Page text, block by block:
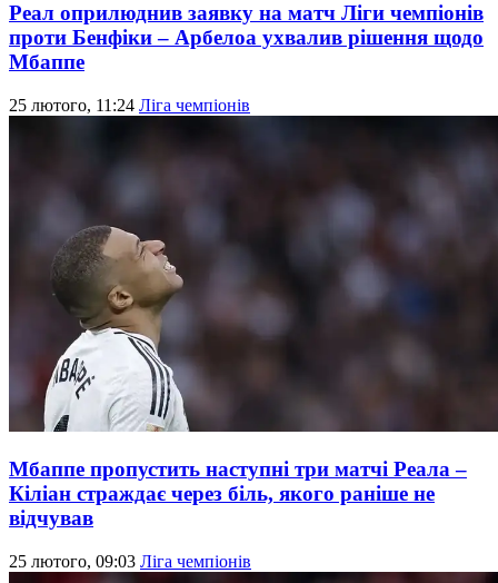
Реал оприлюднив заявку на матч Ліги чемпіонів
проти Бенфіки – Арбелоа ухвалив рішення щодо
Мбаппе
25 лютого, 11:24 Ліга чемпіонів
Мбаппе пропустить наступні три матчі Реала –
Кіліан страждає через біль, якого раніше не
відчував
25 лютого, 09:03 Ліга чемпіонів